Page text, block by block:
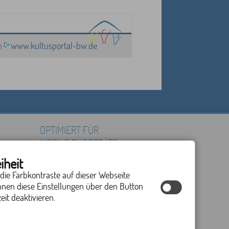
www.kultusportal-bw.de
OPTIMIERT FÜR
MOBILE ENDGERÄTE
Farbkontraste auf dieser Webseite
diese Einstellungen über den Button
deaktivieren.